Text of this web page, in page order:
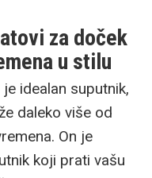
za doček
u stilu
idealan suputnik,
daleko više od
On je
koji prati vašu